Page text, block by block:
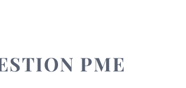
PME